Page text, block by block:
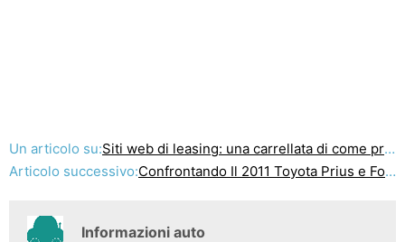
Un articolo su:Siti web di leasing: una carrellata di come promuovere i loro modelli di Nissan per i clienti e clienti
Articolo successivo:Confrontando Il 2011 Toyota Prius e Ford Fusion Hybrid: Quale auto ibrida è giusto per voi
Informazioni auto